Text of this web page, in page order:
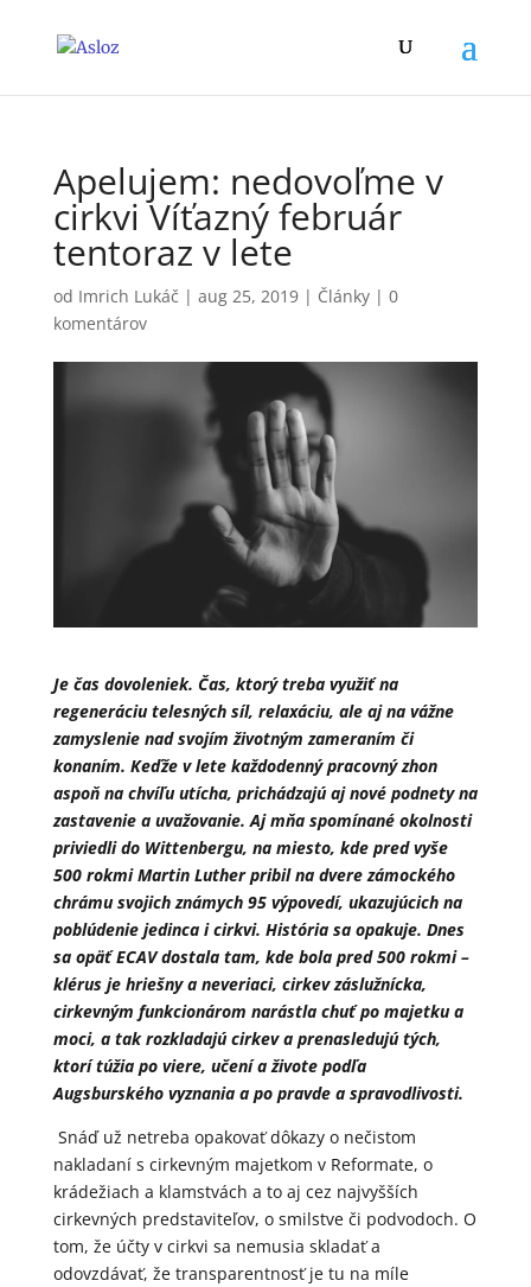
Apelujem: nedovoľme v
cirkvi Víťazný február
tentoraz v lete
od Imrich Lukáč | aug 25, 2019| Články| 0
komentárov
Je čas dovoleniek. Čas, ktorý treba využiť na
regeneráciu telesných síl, relaxáciu, ale aj na vážne
zamyslenie nad svojím životným zameraním či
konaním. Keďže v lete každodenný pracovný zhon
aspoň na chvíľu utícha, prichádzajú aj nové podnety na
zastavenie a uvažovanie. Aj mňa spomínané okolnosti
priviedli do Wittenbergu, na miesto, kde pred vyše
500 rokmi Martin Luther pribil na dvere zámockého
chrámu svojich známych 95 výpovedí, ukazujúcich na
poblúdenie jedinca i cirkvi. História sa opakuje. Dnes
sa opäť ECAV dostala tam, kde bola pred 500 rokmi –
klérus je hriešny a neveriaci, cirkev záslužnícka,
cirkevným funkcionárom narástla chuť po majetku a
moci, a tak rozkladajú cirkev a prenasledujú tých,
ktorí túžia po viere, učení a živote podľa
Augsburského vyznania a po pravde a spravodlivosti.
Snáď už netreba opakovať dôkazy o nečistom
nakladaní s cirkevným majetkom v Reformate, o
krádežiach a klamstvách a to aj cez najvyšších
cirkevných predstaviteľov, o smilstve či podvodoch. O
tom, že účty v cirkvi sa nemusia skladať a
odovzdávať, že transparentnosť je tu na míle